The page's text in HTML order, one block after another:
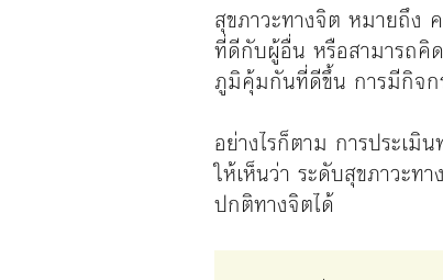
สุขภาวะทางจิต หมายถึง
ที่ดีกับผู้อื่น หรือสามารถคิ
ภูมิคุ้มกันที่ดีขึ้น การมีกิจก
อย่างไรก็ตาม การประเ
ให้เห็นว่า ระดับสุขภาวะ
ปกติทางจิตได้